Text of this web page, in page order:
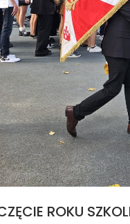
ROKU